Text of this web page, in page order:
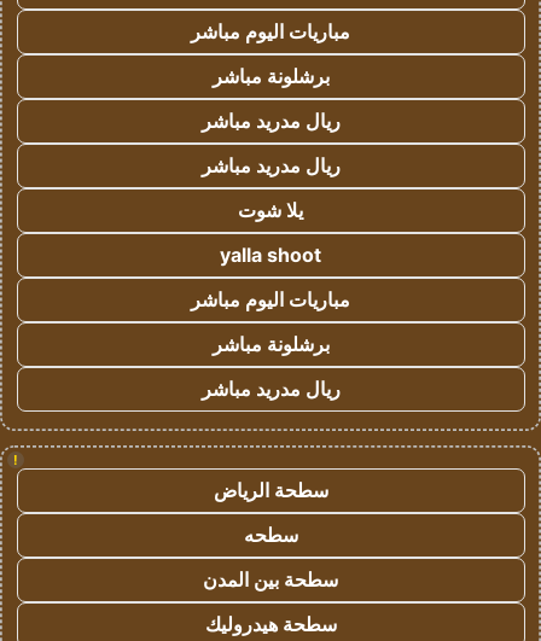
مباريات اليوم مباشر
برشلونة مباشر
ريال مدريد مباشر
ريال مدريد مباشر
يلا شوت
yalla shoot
مباريات اليوم مباشر
برشلونة مباشر
ريال مدريد مباشر
!
سطحة الرياض
سطحه
سطحة بين المدن
سطحة هيدروليك